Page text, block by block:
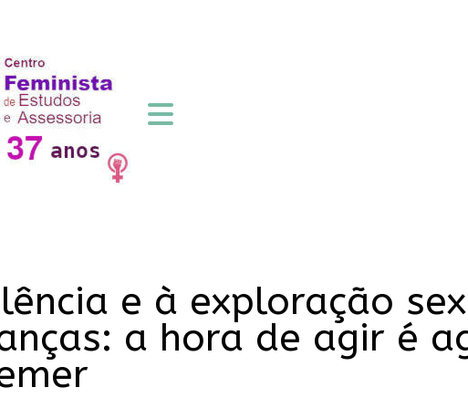
e à exploração
a hora de agir é